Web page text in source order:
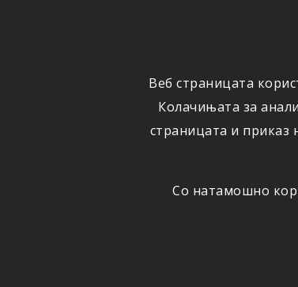
Веб страницата
Колачињата за
страницата и
Со натамошно
ОСИГУРУВАЊЕ